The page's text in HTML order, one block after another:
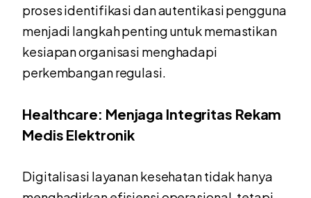
proses identifikasi dan autentikasi pengguna
menjadi langkah penting untuk memastikan
kesiapan organisasi menghadapi
perkembangan regulasi.
Healthcare: Menjaga Integritas Rekam
Medis Elektronik
Digitalisasi layanan kesehatan tidak hanya